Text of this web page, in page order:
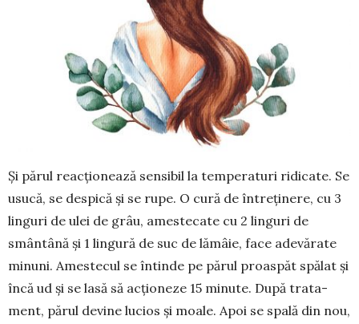
Și părul reacțio­nează sensibil la temperaturi ridi­cate. Se
usucă, se despică și se rupe. O cură de între­ți­nere, cu 3
lin­guri de ulei de grâu, ames­tecate cu 2 lin­­guri de
smântână și 1 lingură de suc de lă­mâie, face adevărate
mi­nuni. A­mes­tecul se întinde pe părul proas­păt spălat și
încă ud și se lasă să acționeze 15 minute. După trata­
ment, părul devine lu­cios și moale. Apoi se spală din nou,